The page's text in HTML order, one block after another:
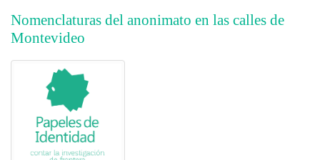
Nomenclaturas del anonimato en las calles de
Montevideo
##plugins.themes.bootstrap3.article.main##